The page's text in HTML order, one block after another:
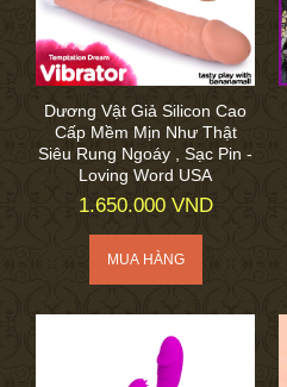
Dương Vật Giả Silicon Cao
Cấp Mềm Mịn Như Thật
Siêu Rung Ngoáy , Sạc Pin -
Loving Word USA
1.650.000 VND